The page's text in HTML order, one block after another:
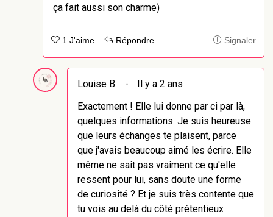
ça fait aussi son charme)
1 J'aime Répondre Signaler
Louise B. -
Il y a 2 ans
Exactement ! Elle lui donne par ci par là,
quelques informations. Je suis heureuse
que leurs échanges te plaisent, parce
que j'avais beaucoup aimé les écrire. Elle
même ne sait pas vraiment ce qu'elle
ressent pour lui, sans doute une forme
de curiosité ? Et je suis très contente que
tu vois au delà du côté prétentieux